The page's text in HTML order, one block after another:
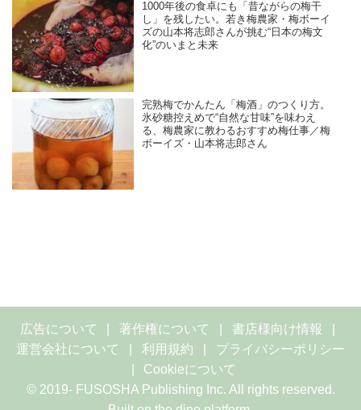
1000年後の食卓にも「昔ながらの梅干
し」を残したい。若き梅農家・梅ボーイ
ズの山本将志郎さんが挑む“日本の梅文
化”のいまと未来
完熟梅でかんたん「梅酒」のつくり方。
氷砂糖控えめで“自然な甘味”を味わえ
る、梅農家に教わるおすすめ梅仕事／梅
ボーイズ・山本将志郎さん
広告について 著作権について
書店様向け情報
運営会社について
利用規約
プライバシーポリシー
Cookieについて
© 2019- FUSOSHA Publishing Inc. All rights reserved.